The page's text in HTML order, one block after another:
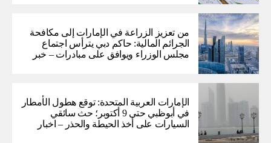
من تعزيز الزراعة في الإمارات إلى مكافحة
الجرائم المالية: حاكم دبي يترأس اجتماع
مجلس الوزراء ويوافق على مبادرات – خبر
الإمارات العربية المتحدة: توقع هطول الأمطار
في أبوظبي حتى 9 أكتوبر؛ حث سائقي
السيارات على أخذ الحيطة والحذر – اخبار